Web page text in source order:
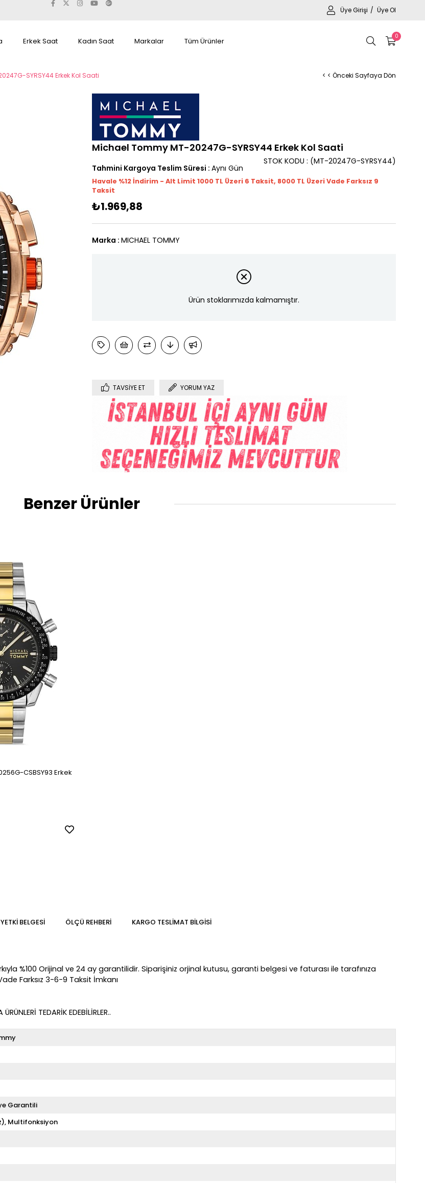
Üye Girişi Üye Ol
0
Erkek Saat Kadın Saat Markalar Tüm Ürünler
SYRSY44 Erkek Kol Saati < < Önceki Sayfaya Dön
Michael Tommy MT-20247G-SYRSY44 Erkek Kol Saati
(MT-20247G-SYRSY44)
STOK KODU
Tahmini Kargoya Teslim Süresi : Aynı Gün
Havale %12 İndirim - Alt Limit 1000 TL Üzeri 6 Taksit, 8000 TL Üzeri Vade Farksız 9
Taksit
₺1.969,88
Marka : MICHAEL TOMMY
Ürün stoklarımızda kalmamıştır.
TAVSIYE ET YORUM YAZ
Benzer Ürünler
CSBSY93 Erkek
YETKİ BELGESİ ÖLÇÜ REHBERI KARGO TESLIMAT BILGISI
%100 Orijinal ve 24 ay garantilidir. Siparişiniz orjinal kutusu, garanti belgesi ve faturası ile tarafınıza
Farksız 3-6-9 Taksit İmkanı
TEDARİK EDEBİLİRLER..
Garantili
Multifonksiyon